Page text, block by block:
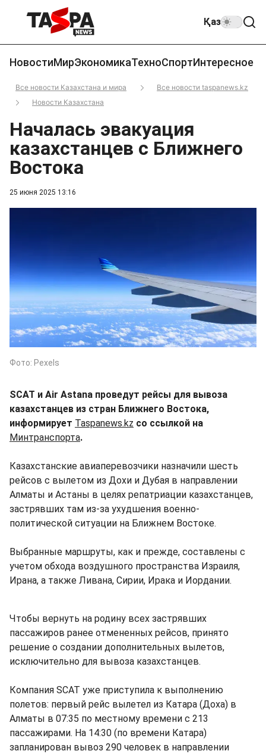
Қаз
НовостиМирЭкономикаТехноСпортИнтересное
Все новости Казахстана и мира
Все новости taspanews.kz
Новости Казахстана
25 июня 2025 13:16
Началась эвакуация
казахстанцев с Ближнего
Востока
Фото: Pexels
SCAT и Air Astana проведут рейсы для вывоза
казахстанцев из стран Ближнего Востока,
информирует Taspanews.kz со ссылкой на
Минтранспорта.
Казахстанские авиаперевозчики назначили шесть
рейсов с вылетом из Дохи и Дубая в направлении
Алматы и Астаны в целях репатриации казахстанцев,
застрявших там из-за ухудшения военно-
политической ситуации на Ближнем Востоке.
Выбранные маршруты, как и прежде, составлены с
учетом обхода воздушного пространства Израиля,
Ирана, а также Ливана, Сирии, Ирака и Иордании.
Чтобы вернуть на родину всех застрявших
пассажиров ранее отмененных рейсов, принято
решение о создании дополнительных вылетов,
исключительно для вывоза казахстанцев.
Компания SCAT уже приступила к выполнению
полетов: первый рейс вылетел из Катара (Доха) в
Алматы в 07:35 по местному времени с 213
пассажирами. На 14:30 (по времени Катара)
запланирован вывоз 290 человек в направлении